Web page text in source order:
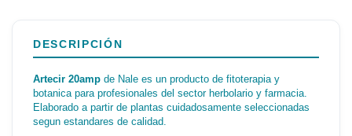
DESCRIPCIÓN
Artecir 20amp de Nale es un producto de fitoterapia y
botanica para profesionales del sector herbolario y farmacia.
Elaborado a partir de plantas cuidadosamente seleccionadas
segun estandares de calidad.